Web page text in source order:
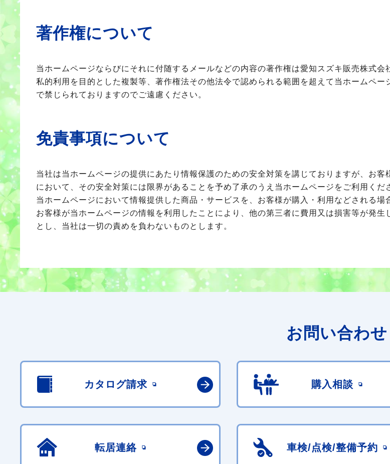
著作権について
当ホームページならびにそれに付随するメールなどの内容の著作権は愛知スズキ販売株式会
私的利用を目的とした複製等、著作権法その他法令で認められる範囲を超えて当ホームペ
で禁じられておりますのでご遠慮ください。
免責事項について
当社は当ホームページの提供にあたり情報保護のための安全対策を講じておりますが、お
において、その安全対策には限界があることを予め了承のうえ当ホームページをご利用くだ
当ホームページにおいて情報提供した商品・サービスを、お客様が購入・利用などされる
お客様が当ホームページの情報を利用したことにより、他の第三者に費用又は損害等が発
とし、当社は一切の責めを負わないものとします。
お問い合わせ
カタログ請求 購入相談
転居連絡 車検/点検/整備予約